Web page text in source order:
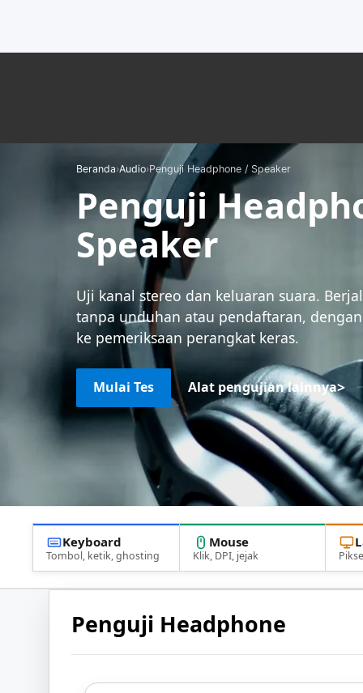
Beranda›Audio›Penguji Headphone / Speaker
Penguji
Speaker
Uji kanal stereo dan keluaran suara.
tanpa unduhan atau pendaftaran,
ke pemeriksaan perangkat keras.
Mulai Tes Alat pengujian lainnya>
Keyboard
Tombol, ketik, ghosting
Mouse
Klik, DPI, jejak
Penguji Headphone